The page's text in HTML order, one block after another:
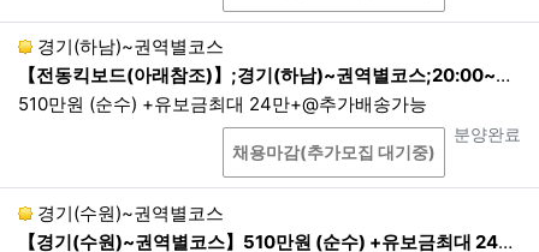
개인정보의 수집방법
홈페이지, 상담게시판을 통한 회원가입 등 온라인
상에서의 수집, 전화, 회사 내에서의 서면 양식 신
청서 등을 통한 오프라인에서의 수집, 이메일, 이
벤트 응모 등을 통한 수집
생성정보 수집 툴을 통한 수집
경기(하남)~권역별코스
【전동킥보드(아래참조)】;경기(하남)~권역별코스;20:00~03:00
510만원 (순수) +유보금최대 24만+@추가배송가능
진행상태
분양완료
상담
채용마감(추가모집 대기중)
경기(수원)~권역별코스
【경기(수원)~권역별코스】510만원 (순수) +유보금최대 24만+@추가배송가능,전동킥보드(아래참조),10:00~17:00 완료후 퇴근